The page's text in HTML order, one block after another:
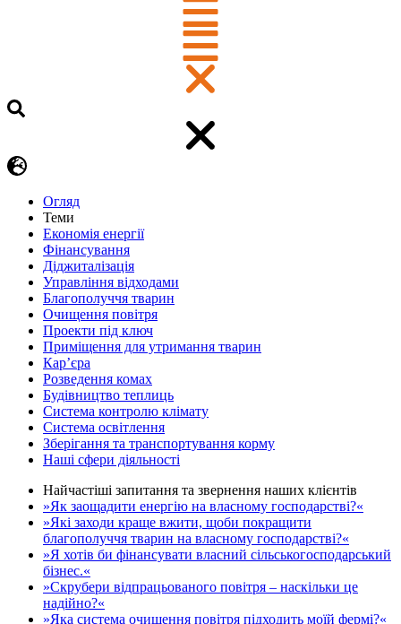
Огляд
Теми
Економія енергії
Фінансування
Діджиталізація
Управління відходами
Благополуччя тварин
Очищення повітря
Проекти під ключ
Приміщення для утримання тварин
Кар’єра
Розведення комах
Будівництво теплиць
Система контролю клімату
Система освітлення
Зберігання та транспортування корму
Наші сфери діяльності
Найчастіші запитання та звернення наших клієнтів
»Як заощадити енергію на власному господарстві?«
»Які заходи краще вжити, щоби покращити
благополуччя тварин на власному господарстві?«
»Я хотів би фінансувати власний сільськогосподарський
бізнес.«
»Скрубери відпрацьованого повітря – наскільки це
надійно?«
»Яка система очищення повітря підходить моїй фермі?«